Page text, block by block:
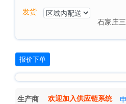
发货
石家庄
报价下单
生产商 欢迎加入供应链系统